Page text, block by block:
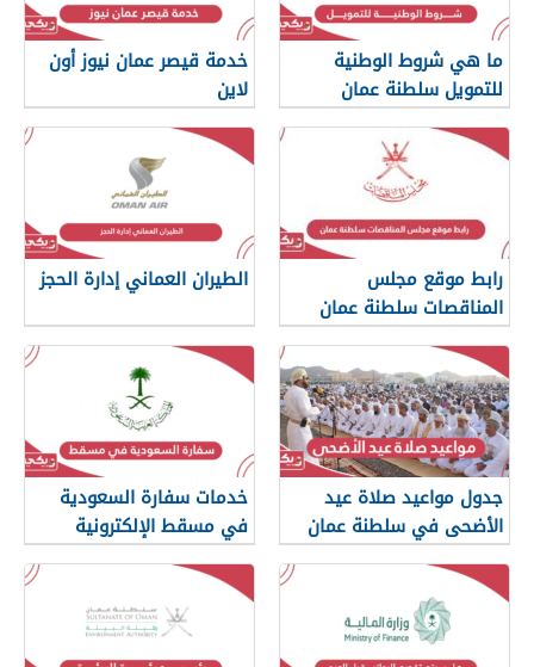
ما هي شروط الوطنية
للتمويل سلطنة عمان
خدمة قيصر عمان نيوز أون
لاين
رابط موقع مجلس
المناقصات سلطنة عمان
تسجيل الدخول
الطيران العماني إدارة الحجز
جدول مواعيد صلاة عيد
الأضحى في سلطنة عمان
2024 لجميع المناطق
خدمات سفارة السعودية
في مسقط الإلكترونية